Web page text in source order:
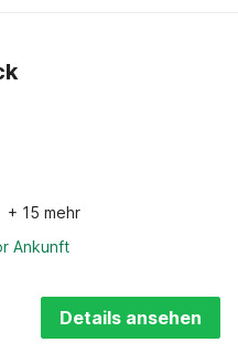
+ 15 mehr
Ankunft
Details ansehen